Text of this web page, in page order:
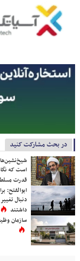
در بحث مشارکت کنید
است که
قدرت
ابوالفتح:
دنبال
داشتند
سازمان